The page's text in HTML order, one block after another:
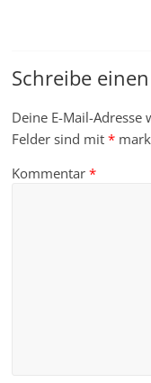
Schreibe
Deine E-Mail-
Felder sind mit*
Kommentar*